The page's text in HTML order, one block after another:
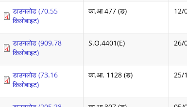
डाउनलोड (70.55
किलोबाइट)
का.आ 477 (ङ) 12/
डाउनलोड (909.78
किलोबाइट)
S.O.4401(E) 26/
डाउनलोड (73.16
किलोबाइट)
का.आ. 1128 (ङ) 25/